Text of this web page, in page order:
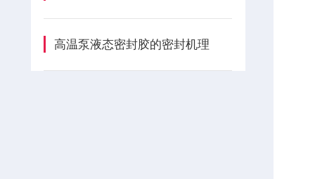
高温泵液态密封胶的密封机理